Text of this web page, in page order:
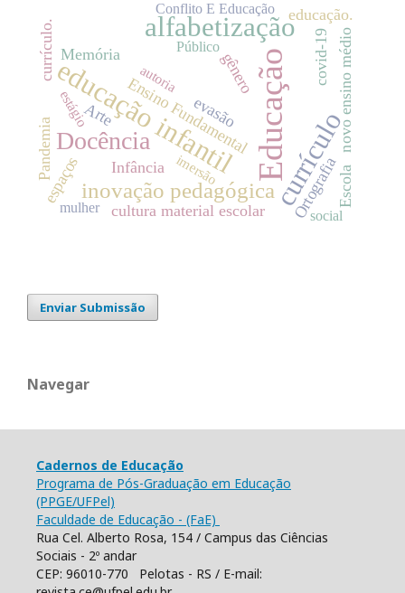
Educação
educação infantil currículo
alfabetização
Docência
inovação pedagógica
covid-19
currículo.
Ensino Fundamental
evasão novo ensino médio
Infância
espaços
Arte
Memória gênero
Pandemia
OrtografiaEscola
cultura material escolar
educação.
Conflito E Educação
Público
estágio
imersão
mulher
social
autoria
Enviar Submissão
Navegar
Cadernos de Educação
Programa de Pós-Graduação em Educação
(PPGE/UFPel)
Faculdade de Educação - (FaE)
Rua Cel. Alberto Rosa, 154 / Campus das Ciências
Sociais - 2º andar
CEP: 96010-770 Pelotas - RS / E-mail: